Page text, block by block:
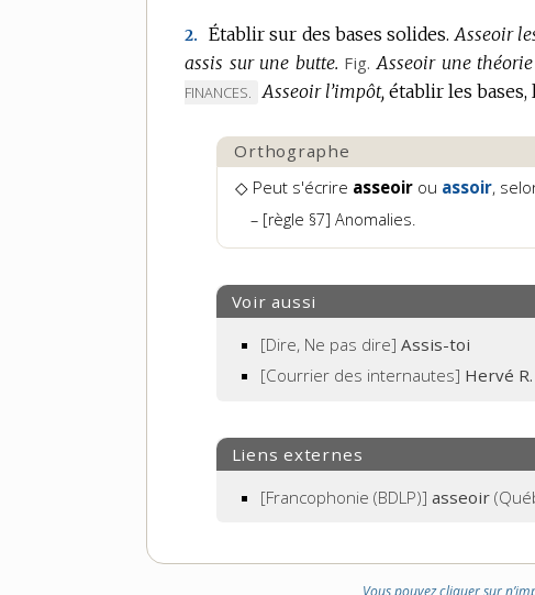
:
2. Établir sur des bases solides. Asseoir
assis sur une butte. Fig. Asseoir une
FINANCES. Asseoir l’impôt, établir les bases,
Orthographe
◇ Peut s'écrire asseoir ou assoir,
[règle §7] Anomalies.
Voir aussi
[Dire, Ne pas dire]Assis-toi
[Courrier des internautes] Hervé
Liens externes
[Francophonie (BDLP)] asseoir
Vous pouvez cliquer sur